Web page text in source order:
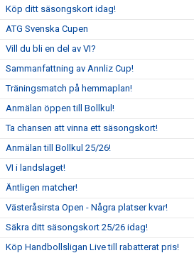
Köp ditt säsongskort idag!
ATG Svenska Cupen
Vill du bli en del av VI?
Sammanfattning av Annliz Cup!
Träningsmatch på hemmaplan!
Anmälan öppen till Bollkul!
Ta chansen att vinna ett säsongskort!
Anmälan till Bollkul 25/26!
VI i landslaget!
Äntligen matcher!
Västeråsirsta Open - Några platser kvar!
Säkra ditt säsongskort 25/26 idag!
Köp Handbollsligan Live till rabatterat pris!